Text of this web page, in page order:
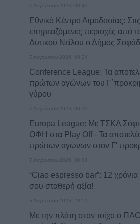
7 Αυγούστου 2026, 08:42
Εθνικό Κέντρο Αιμοδοσίας: Στις
επηρεαζόμενες περιοχές από
Δυτικού Νείλου ο Δήμος
7 Αυγούστου 2026, 08:24
Conference League: Τα
πρώτων αγώνων του
γύρου
7 Αυγούστου 2026, 00:10
Europa League: Με ΤΣΚΑ
ΟΦΗ στα Play Off - Τα
πρώτων αγώνων στον Γ'
7 Αυγούστου 2026, 00:04
“Ciao espresso bar”: 12
σου σταθερή αξία!
6 Αυγούστου 2026, 23:51
Με την πλάτη στον τοίχο ο